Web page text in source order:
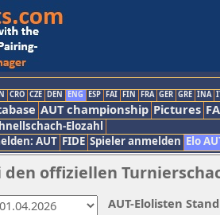
CRO CZE DEN ENG ESP FAI FIN FRA GER GRE INA
AUT championship Pictures
Elozahl
AUT FIDE Spieler anmelden Elo
offiziellen
AUT-Elolisten